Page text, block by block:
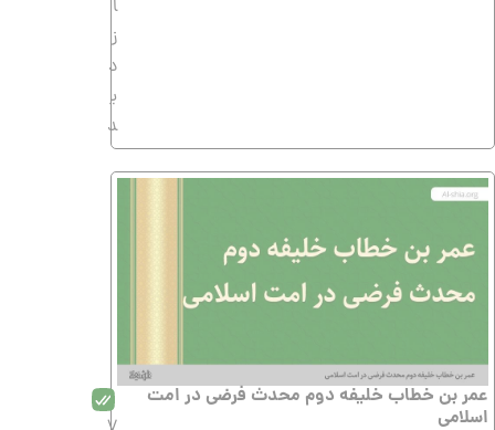
ا
ز
د
ی
د
عمر بن خطاب خلیفه دوم محدث فرضی در امت
اسلامی